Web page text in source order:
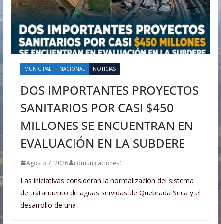
MUNICIPAL NACIONAL NOTICIAS
DOS IMPORTANTES PROYECTOS
SANITARIOS POR CASI $450
MILLONES SE ENCUENTRAN EN
EVALUACIÓN EN LA SUBDERE
Agosto 7, 2026 comunicaciones1
Las iniciativas consideran la normalización del sistema
de tratamiento de aguas servidas de Quebrada Seca y el
desarrollo de una